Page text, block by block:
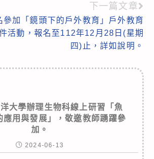
下一篇文章
參加「鏡頭下的戶外教育」戶外教育
活動，報名至112年12月28日(星期
四)止，詳如說明。
大學辦理生物科線上研習「魚
應用與發展」，敬邀教師踴躍參
加。
2024-06-13